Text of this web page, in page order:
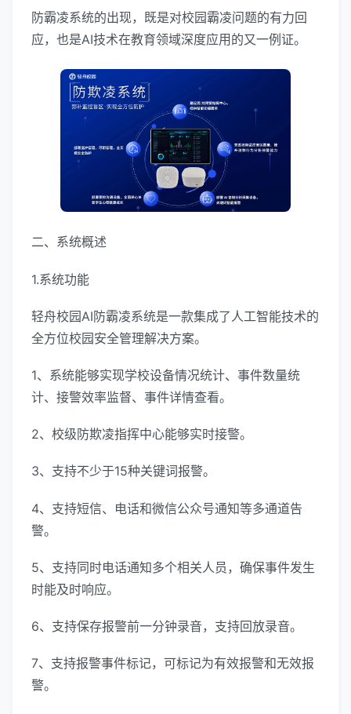
防霸凌系统的出现，既是对校园霸凌问题的有力回
应，也是AI技术在教育领域深度应用的又一例证。
二、系统概述
1.系统功能
轻舟校园AI防霸凌系统是一款集成了人工智能技术的
全方位校园安全管理解决方案。
1、系统能够实现学校设备情况统计、事件数量统
计、接警效率监督、事件详情查看。
2、校级防欺凌指挥中心能够实时接警。
3、支持不少于15种关键词报警。
4、支持短信、电话和微信公众号通知等多通道告
警。
5、支持同时电话通知多个相关人员，确保事件发生
时能及时响应。
6、支持保存报警前一分钟录音，支持回放录音。
7、支持报警事件标记，可标记为有效报警和无效报
警。